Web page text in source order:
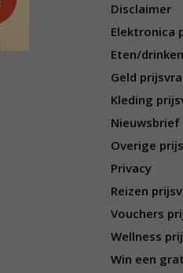
Disclaimer
Elektronica
Eten/
Geld
Kleding
Nieuwsbrief
Overige
Privacy
Reizen
Vouchers
Wellness
Win een